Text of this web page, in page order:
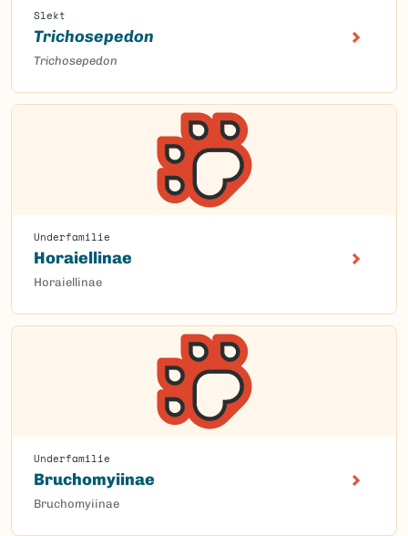
Slekt
Trichosepedon
Trichosepedon
Underfamilie
Horaiellinae
Horaiellinae
Underfamilie
Bruchomyiinae
Bruchomyiinae